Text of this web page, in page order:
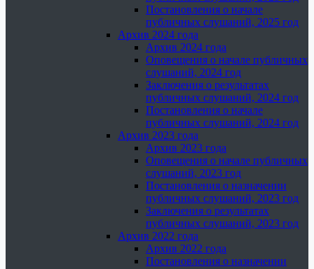
Постановления о начале
публичных слушаний, 2025 год
Архив 2024 года
Архив 2024 года
Оповещения о начале публичных
слушаний, 2024 год
Заключения о результатах
публичных слушаний, 2024 год
Постановления о начале
публичных слушаний, 2024 год
Архив 2023 года
Архив 2023 года
Оповещения о начале публичных
слушаний, 2023 год
Постановления о назначении
публичных слушаний, 2023 год
Заключения о результатах
публичных слушаний, 2023 год
Архив 2022 года
Архив 2022 года
Постановления о назначении